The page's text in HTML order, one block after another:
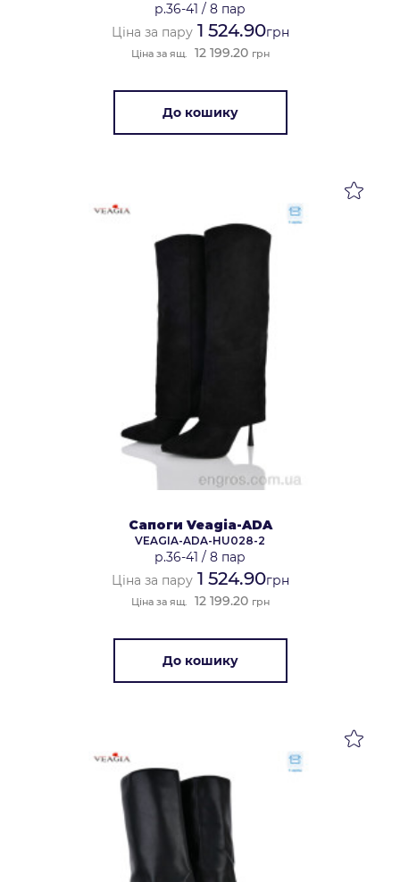
р.36-41 / 8 пар
Ціна за пару1 524.90грн
Ціна за ящ. 12 199.20 грн
До кошику
Сапоги Veagia-ADA
VEAGIA-ADA-HU028-2
р.36-41 / 8 пар
Ціна за пару1 524.90грн
Ціна за ящ. 12 199.20 грн
До кошику